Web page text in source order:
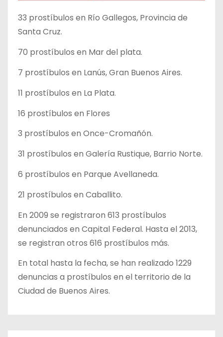
33 prostíbulos en Río Gallegos, Provincia de
Santa Cruz.
70 prostíbulos en Mar del plata.
7 prostíbulos en Lanús, Gran Buenos Aires.
11 prostíbulos en La Plata.
16 prostíbulos en Flores
3 prostíbulos en Once-Cromañón.
31 prostíbulos en Galería Rustique, Barrio Norte.
6 prostíbulos en Parque Avellaneda.
21 prostíbulos en Caballito.
En 2009 se registraron 613 prostíbulos
denunciados en Capital Federal. Hasta el 2013,
se registran otros 616 prostíbulos más.
En total hasta la fecha, se han realizado 1229
denuncias a prostíbulos en el territorio de la
Ciudad de Buenos Aires.